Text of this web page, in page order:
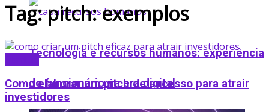
Tecnologia e recursos humanos: experiência
do funcionário na era digital
Tag:pitch: exemplos
Como elaborar um pitch de sucesso para atrair
investidores